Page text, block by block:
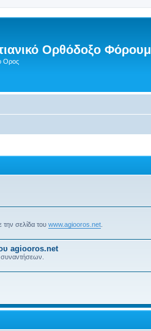
Ορθόδοξο Φόρουμ
Ορος
την σελίδα του www.agiooros.net
agiooros.net